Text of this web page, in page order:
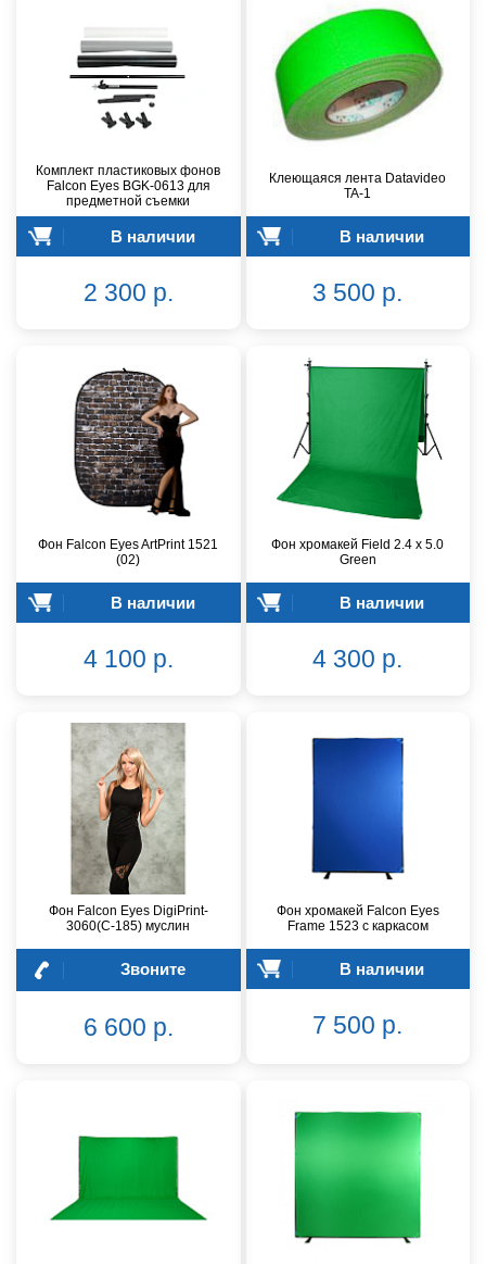
Комплект пластиковых фонов
Falcon Eyes BGK-0613 для
предметной съемки
В наличии
2 300 р.
Клеющаяся лента Datavideo
TA-1
В наличии
3 500 р.
Фон Falcon Eyes ArtPrint 1521
(02)
В наличии
4 100 р.
Фон хромакей Field 2.4 х 5.0
Green
В наличии
4 300 р.
Фон Falcon Eyes DigiPrint-
3060(C-185) муслин
Звоните
6 600 р.
Фон хромакей Falcon Eyes
Frame 1523 с каркасом
В наличии
7 500 р.